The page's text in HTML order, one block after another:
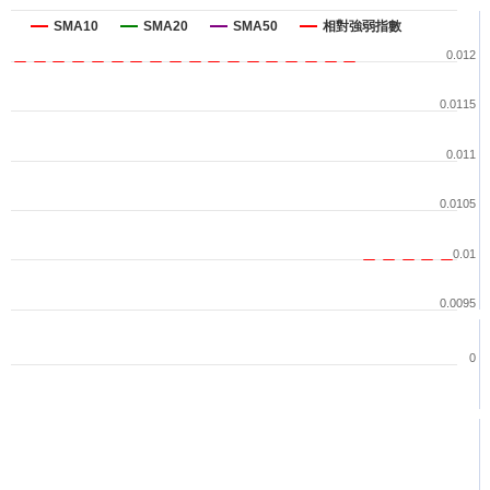
SMA10 SMA20 SMA50 相對強弱指數
0.0095
0.01
0.0105
0.011
0.0115
0.012
0